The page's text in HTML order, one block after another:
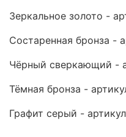
Зеркальное золото -
Состаренная бронза -
Чёрный сверкающий -
Тёмная бронза -
Графит серый -